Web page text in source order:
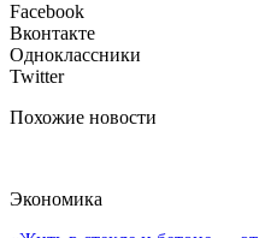
Facebook
Вконтакте
Одноклассники
Twitter
Похожие новости
Экономика